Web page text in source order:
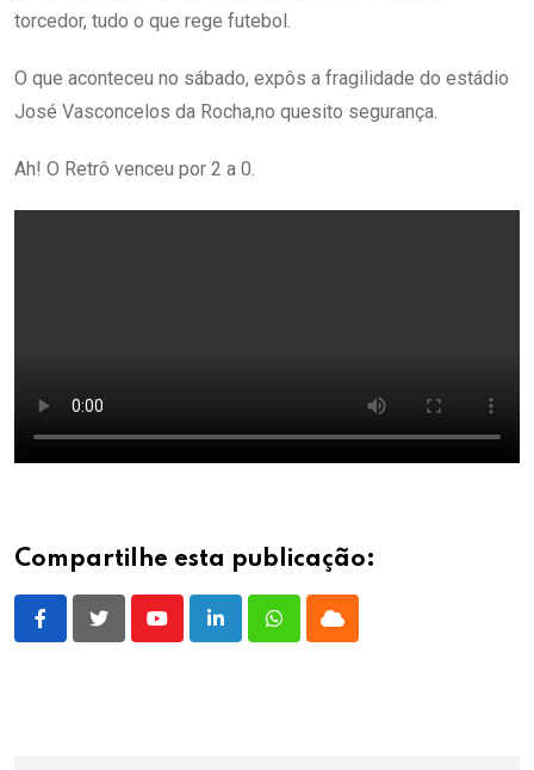
torcedor, tudo o que rege futebol.
O que aconteceu no sábado, expôs a fragilidade do estádio
José Vasconcelos da Rocha,no quesito segurança.
Ah! O Retrô venceu por 2 a 0.
Compartilhe esta publicação:
YoutubeLinkedInWhatsappCloud